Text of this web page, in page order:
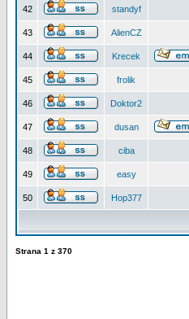
42 standyf
43 AlienCZ
44 Krecek
45 frolik
46 Doktor2
47 dusan
48 ciba
49 easy
50 Hop377
Strana 1 z 370